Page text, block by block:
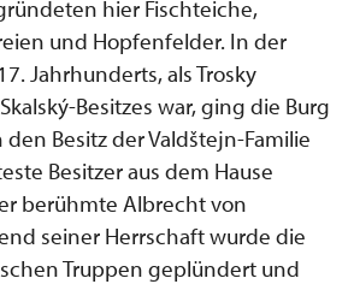
hier Fischteiche,
und Hopfenfelder. In der
Jahrhunderts, als Trosky
Besitzes war, ging die Burg
Besitz der Valdštejn-Familie
Besitzer aus dem Hause
berühmte Albrecht von
seiner Herrschaft wurde die
Truppen geplündert und